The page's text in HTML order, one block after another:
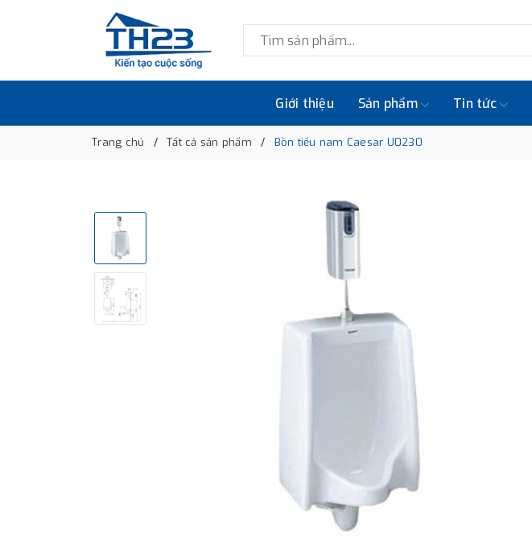
Giới thiệu Sản phẩm Tin tức
Trang chủ Tất cả sản phẩm Bồn tiểu nam Caesar U0230